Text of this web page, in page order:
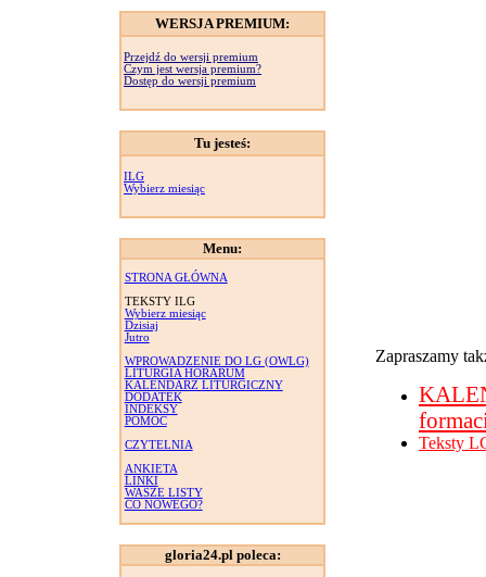
WERSJA PREMIUM:
Przejdź do wersji premium
Czym jest wersja premium?
Dostęp do wersji premium
Tu jesteś:
ILG
Wybierz miesiąc
Menu:
STRONA GŁÓWNA
TEKSTY ILG
Wybierz miesiąc
Dzisiaj
Jutro
WPROWADZENIE DO LG (OWLG)
LITURGIA HORARUM
KALENDARZ LITURGICZNY
DODATEK
INDEKSY
POMOC
CZYTELNIA
ANKIETA
LINKI
WASZE LISTY
CO NOWEGO?
gloria24.pl poleca:
Zapraszamy
Teksty